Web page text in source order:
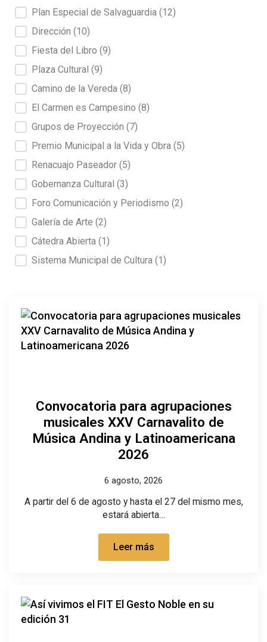
Plan Especial de Salvaguardia (12)
Dirección (10)
Fiesta del Libro (9)
Plaza Cultural (9)
Camino de la Vereda (8)
El Carmen es Campesino (8)
Grupos de Proyección (7)
Premio Municipal a la Vida y Obra (5)
Renacuajo Paseador (5)
Gobernanza Cultural (3)
Foro Comunicación y Periodismo (2)
Galería de Arte (2)
Cátedra Abierta (1)
Sistema Municipal de Cultura (1)
Convocatoria para agrupaciones
musicales XXV Carnavalito de
Música Andina y Latinoamericana
2026
6 agosto, 2026
A partir del 6 de agosto y hasta el 27 del mismo mes,
estará abierta…
Leer más